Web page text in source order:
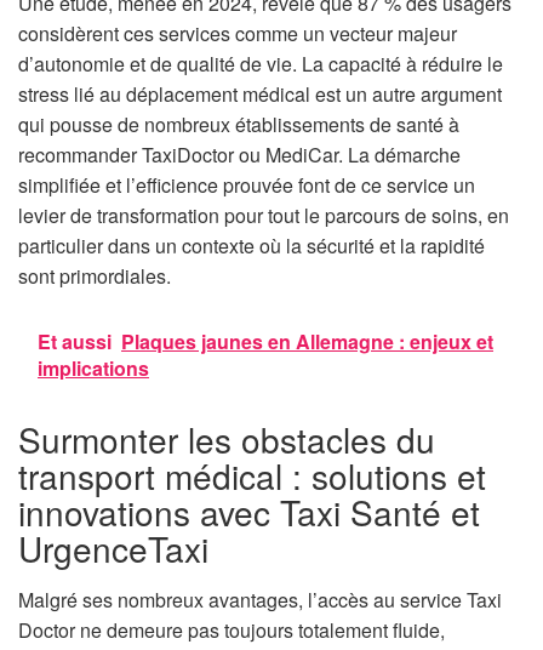
considèrent ces services comme un vecteur majeur
d’autonomie et de qualité de vie. La capacité à réduire le
stress lié au déplacement médical est un autre argument
qui pousse de nombreux établissements de santé à
recommander TaxiDoctor ou MediCar. La démarche
simplifiée et l’efficience prouvée font de ce service un
levier de transformation pour tout le parcours de soins, en
particulier dans un contexte où la sécurité et la rapidité
sont primordiales.
Et aussi Plaques jaunes en Allemagne : enjeux et
implications
Surmonter les obstacles du
transport médical : solutions et
innovations avec Taxi Santé et
UrgenceTaxi
Malgré ses nombreux avantages, l’accès au service Taxi
Doctor ne demeure pas toujours totalement fluide,